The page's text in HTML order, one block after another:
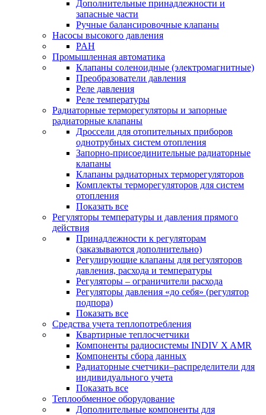
Дополнительные принадлежности и
запасные части
Ручные балансировочные клапаны
Насосы высокого давления
PAH
Промышленная автоматика
Клапаны соленоидные (электромагнитные)
Преобразователи давления
Реле давления
Реле температуры
Радиаторные терморегуляторы и запорные
радиаторные клапаны
Дроссели для отопительных приборов
однотрубных систем отопления
Запорно-присоединительные радиаторные
клапаны
Клапаны радиаторных терморегуляторов
Комплекты терморегуляторов для систем
отопления
Показать все
Регуляторы температуры и давления прямого
действия
Принадлежности к регуляторам
(заказываются дополнительно)
Регулирующие клапаны для регуляторов
давления, расхода и температуры
Регуляторы – ограничители расхода
Регуляторы давления «до себя» (регулятор
подпора)
Показать все
Средства учета теплопотребления
Квартирные теплосчетчики
Компоненты радиосистемы INDIV X AMR
Компоненты сбора данных
Радиаторные счетчики–распределители для
индивидуального учета
Показать все
Теплообменное оборудование
Дополнительные компоненты для